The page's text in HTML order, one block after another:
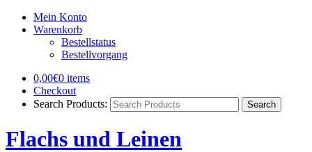
Mein Konto
Warenkorb
Bestellstatus
Bestellvorgang
0,00€0 items
Checkout
Search Products:
Flachs und Leinen